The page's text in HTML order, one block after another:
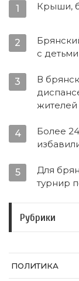
1 Крыши,
2
с
3
В
жителей
4
Более
5
Для
турнир
Рубрики
ПОЛИТИКА